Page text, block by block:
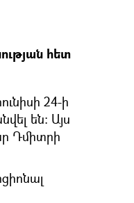
հետ
24-ի
են։ Այս
Դմիտրի